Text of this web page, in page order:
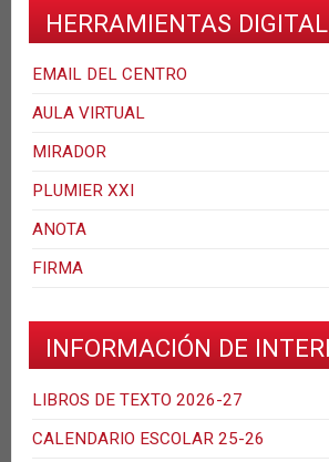
HERRAMIENTAS
EMAIL DEL CENTRO
AULA VIRTUAL
MIRADOR
PLUMIER XXI
ANOTA
FIRMA
INFORMACIÓN DE
LIBROS DE TEXTO 2026-27
CALENDARIO ESCOLAR 25-26